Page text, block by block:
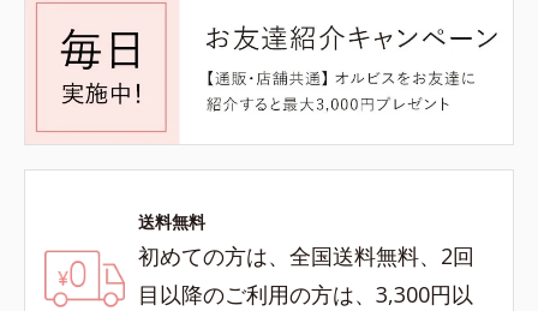
送料無料
初めての方は、全国送料無料、2回
目以降のご利用の方は、3,300円以